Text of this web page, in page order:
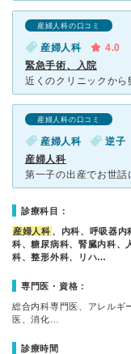
産婦人科の口コミ
産婦人科
4.0
緊急手術、入院
産婦人科の口コミ
産婦人科 逆子
産婦人科
診療科目：
産婦人科 、内科、呼吸器内
科、糖尿病科、腎臓内科、
科、整形外科、リハ…
専門医・資格：
総合内科専門医、アレルギ
医、消化…
診療時間